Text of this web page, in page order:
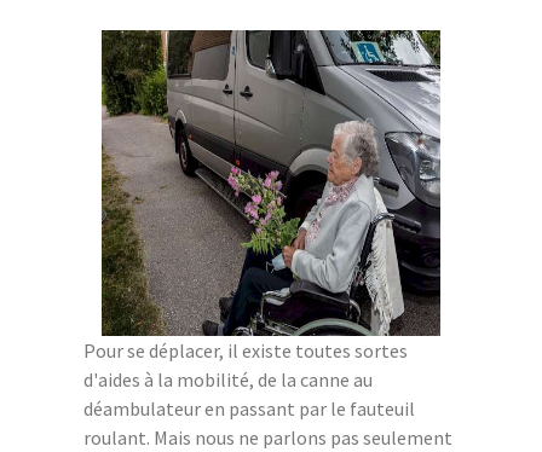
Pour se déplacer, il existe toutes sortes
d'aides à la mobilité, de la canne au
déambulateur en passant par le fauteuil
roulant. Mais nous ne parlons pas seulement